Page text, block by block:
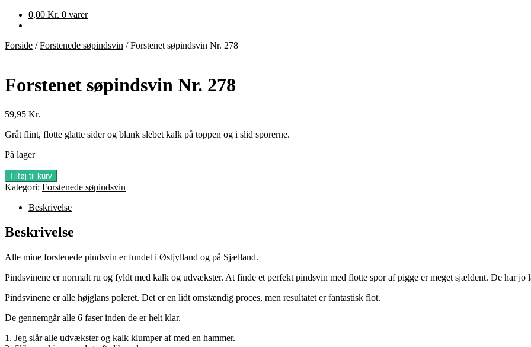
0,00 Kr. 0 varer
Forside /Forstenede søpindsvin /Forstenet søpindsvin Nr. 278
Forstenet søpindsvin Nr. 278
59,95 Kr.
Gråt flint, flotte glatte sider og blank slebet kalk på toppen og i slid sporerne.
På lager
Forstenet
søpindsvin
Tilføj til kurv
Kategori: Forstenede søpindsvin
Beskrivelse
Beskrivelse
Alle mine forstenede pindsvin er fundet i Østjylland og på Sjælland.
Pindsvinene er normalt ru og fyldt med kalk og udvækster. At finde et perfekt pindsvin med flotte spor af pigge er meget sjældent. De har
Pindsvinene er alle højglans poleret. Det er en lidt omstændig proces, men resultatet er fantastisk flot.
De gennemgår alle 6 faser inden de er helt klar.
1. Jeg slår alle udvækster og kalk klumper af med en hammer.